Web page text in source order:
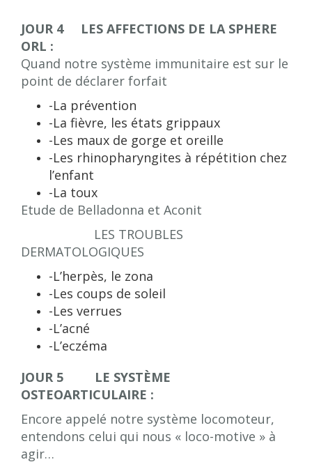
JOUR 4 LES AFFECTIONS DE LA SPHERE
ORL :
Quand notre système immunitaire est sur le
point de déclarer forfait
-La prévention
-La fièvre, les états grippaux
-Les maux de gorge et oreille
-Les rhinopharyngites à répétition chez
l’enfant
-La toux
Etude de Belladonna et Aconit
LES TROUBLES
DERMATOLOGIQUES
-L’herpès, le zona
-Les coups de soleil
-Les verrues
-L’acné
-L’eczéma
JOUR 5 LE SYSTÈME
OSTEOARTICULAIRE :
Encore appelé notre système locomoteur,
entendons celui qui nous « loco-motive » à
agir…